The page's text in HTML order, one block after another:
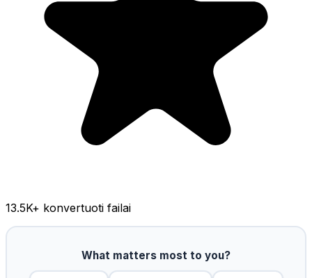
13.5K+ konvertuoti failai
What matters most to you?